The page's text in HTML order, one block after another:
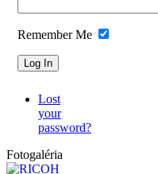
Remember Me
Lost
your
password?
Fotogaléria